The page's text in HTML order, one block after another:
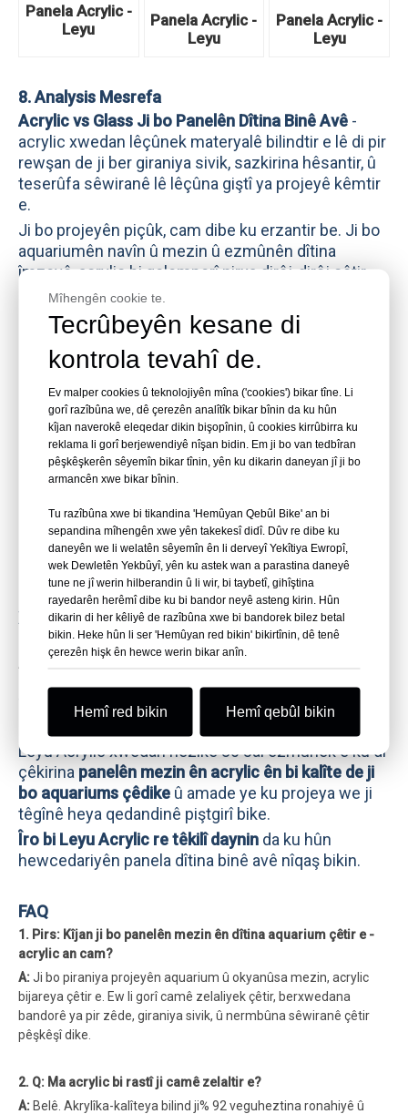
Panela Acrylic -
Leyu
Panela Acrylic -
Leyu
Panela Acrylic -
Leyu
8. Analysis Mesrefa
Acrylic vs Glass Ji bo Panelên Dîtina Binê Avê -
acrylic xwedan lêçûnek materyalê bilindtir e lê di pir
rewşan de ji ber giraniya sivik, sazkirina hêsantir, û
teserûfa sêwiranê lê lêçûna giştî ya projeyê kêmtir
e.
Ji bo projeyên piçûk, cam dibe ku erzantir be. Ji bo
aquariumên navîn û mezin û ezmûnên dîtina
îmzeyê, acrylic bi gelemperî nirxa dirêj-dirêj çêtir
peyda dike.
9. Dema ku Acrylic vs Glass Hilbijêre
Dema ku hûn hewce ne, hilbijêrinAcrylic
Kulîlkên mezin an sêwiranên kelandî
Zelalbûna herî zêde û ezmûna berbiçav
Barkirina avahiyê kêm kirin
Ewlehiya demdirêj û lênihêrîna kêm
Budçe ji bo dîmenên piçûk pir teng e
Dîmena kevneşopî tê tercîh kirin
Li qadên kêm-bandor berxwedanek pir bilind
pêdivî ye
Xelasî
Di danberhevaAcrylic vs Glass Ji bo Panelên Dîtina Binê
Avê
, acrylic ji bo piraniya projeyên aquarium û
okyanûsa okyanûsa mezin a nûjen bijare eşkere ye.
Têkiliya wê ya zelal, hêz, sivikî, û nermbûna
sêwiranê wê dike materyalê pêşerojê.
Leyu Acrylic xwedan nêzîkê 30 sal ezmûnek e ku di
çêkirina panelên mezin ên acrylic ên bi kalîte de ji
bo aquariums çêdike û amade ye ku projeya we ji
têgînê heya qedandinê piştgirî bike.
Îro bi Leyu Acrylic re têkilî daynin da ku hûn
hewcedariyên panela dîtina binê avê nîqaş bikin.
FAQ
1. Pirs: Kîjan ji bo panelên mezin ên dîtina aquarium çêtir e -
acrylic an cam?
A:Ji bo piraniya projeyên aquarium û okyanûsa mezin, acrylic
bijareya çêtir e. Ew li gorî camê zelaliyek çêtir, berxwedana
bandorê ya pir zêde, giraniya sivik, û nermbûna sêwiranê çêtir
pêşkêşî dike.
2. Q: Ma acrylic bi rastî ji camê zelaltir e?
A: Belê. Akrylîka-kalîteya bilind ji% 92 veguheztina ronahiyê û
Mîhengên cookie te.
Tecrûbeyên kesane di
kontrola tevahî de.
Ev malper cookies û teknolojiyên mîna ('cookies') bikar tîne. Li
gorî razîbûna we, dê çerezên analîtîk bikar bînin da ku hûn
kîjan naverokê eleqedar dikin bişopînin, û cookies kirrûbirra ku
reklama li gorî berjewendiyê nîşan bidin. Em ji bo van tedbîran
pêşkêşkerên sêyemîn bikar tînin, yên ku dikarin daneyan jî ji bo
armancên xwe bikar bînin.
Tu razîbûna xwe bi tikandina 'Hemûyan Qebûl Bike' an bi
sepandina mîhengên xwe yên takekesî didî. Dûv re dibe ku
daneyên we li welatên sêyemîn ên li derveyî Yekîtiya Ewropî,
wek Dewletên Yekbûyî, yên ku astek wan a parastina daneyê
tune ne jî werin hilberandin û li wir, bi taybetî, gihîştina
rayedarên herêmî dibe ku bi bandor neyê asteng kirin. Hûn
dikarin di her kêliyê de razîbûna xwe bi bandorek bilez betal
bikin. Heke hûn li ser 'Hemûyan red bikin' bikirtînin, dê tenê
çerezên hişk ên hewce werin bikar anîn.
Hemî red bikin Hemî qebûl bikin